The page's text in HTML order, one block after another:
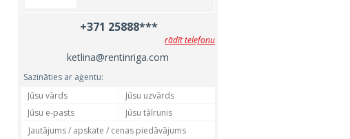
+371 25888***
rādīt telefonu
ketlina@rentinriga.com
Sazināties ar aģentu: